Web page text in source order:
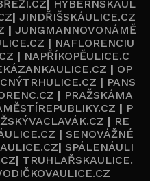
| HYBERNSKÁUL
| JINDŘIŠSKÁULICE.CZ
| JUNGMANNOVONÁMĚ
| NAFLORENCIU
| NAPŘÍKOPĚULICE.C
| OP
| PANS
| PRAŽSKÁMA
| P
| RE
| SENOVÁŽNÉ
| SPÁLENÁULI
| TRUHLAŘSKAULICE.